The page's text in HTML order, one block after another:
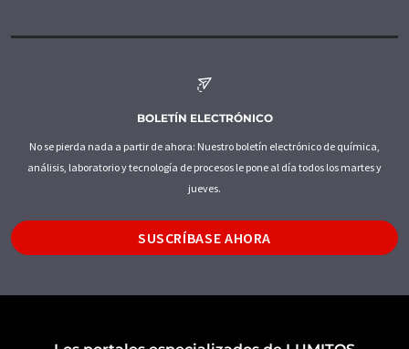
BOLETÍN ELECTRÓNICO
No se pierda nada a partir de ahora: Nuestro boletín electrónico de química,
análisis, laboratorio y tecnología de procesos le pone al día todos los martes y
jueves.
SUSCRÍBASE AHORA